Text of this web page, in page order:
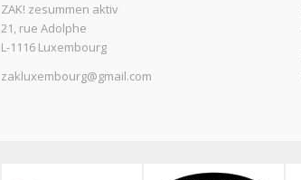
ZAK! zesummen aktiv
21, rue Adolphe
L-1116 Luxembourg
zakluxembourg@gmail.com